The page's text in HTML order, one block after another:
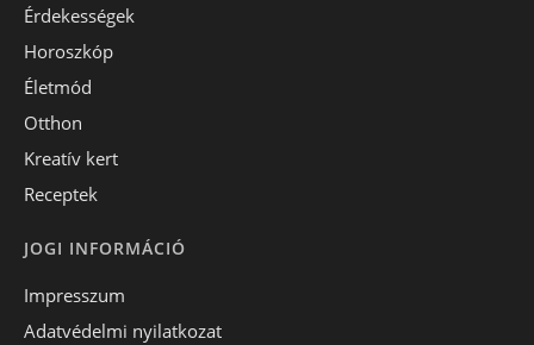
Érdekességek
Horoszkóp
Életmód
Otthon
Kreatív kert
Receptek
JOGI INFORMÁCIÓ
Impresszum
Adatvédelmi nyilatkozat